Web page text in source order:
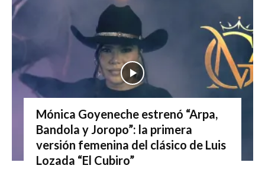
Mónica Goyeneche estrenó “Arpa,
Bandola y Joropo”: la primera
versión femenina del clásico de Luis
Lozada “El Cubiro”